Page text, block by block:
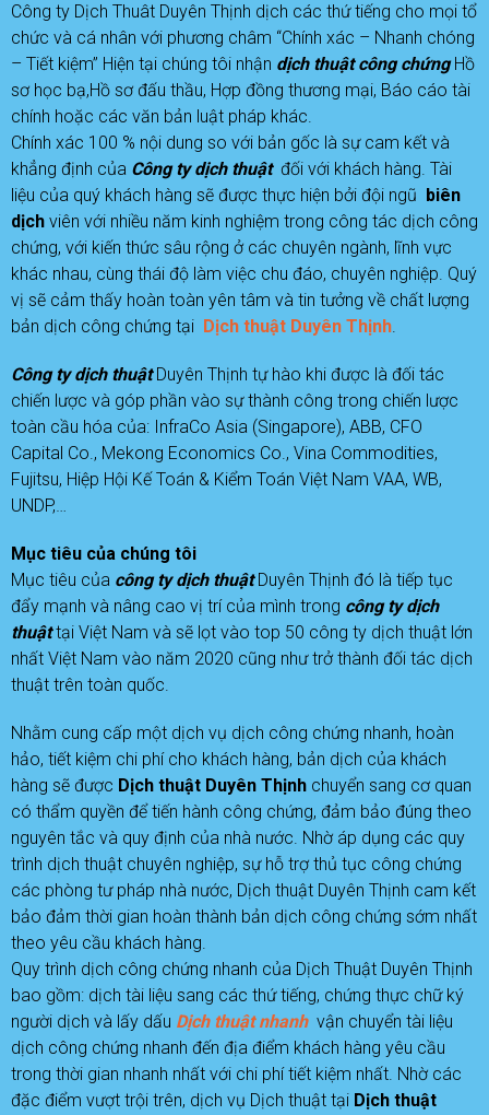
Công ty Dịch Thuât Duyên Thịnh dịch các thứ tiếng cho mọi tổ
chức và cá nhân với phương châm “Chính xác – Nhanh chóng
– Tiết kiệm” Hiện tại chúng tôi nhận dịch thuật công chứngHồ
sơ học bạ,Hồ sơ đấu thầu, Hợp đồng thương mại, Báo cáo tài
chính hoặc các văn bản luật pháp khác.
Chính xác 100 % nội dung so với bản gốc là sự cam kết và
khẳng định của Công ty dịch thuật đối với khách hàng. Tài
liệu của quý khách hàng sẽ được thực hiện bởi đội ngũ biên
dịch viên với nhiều năm kinh nghiệm trong công tác dịch công
chứng, với kiến thức sâu rộng ở các chuyên ngành, lĩnh vực
khác nhau, cùng thái độ làm việc chu đáo, chuyên nghiệp. Quý
vị sẽ cảm thấy hoàn toàn yên tâm và tin tưởng về chất lượng
bản dịch công chứng tại Dịch thuật Duyên Thịnh.
Công ty dịch thuậtDuyên Thịnh tự hào khi được là đối tác
chiến lược và góp phần vào sự thành công trong chiến lược
toàn cầu hóa của: InfraCo Asia (Singapore), ABB, CFO
Capital Co., Mekong Economics Co., Vina Commodities,
Fujitsu, Hiệp Hội Kế Toán & Kiểm Toán Việt Nam VAA, WB,
UNDP,…
Mục tiêu của chúng tôi
Mục tiêu của công ty dịch thuậtDuyên Thịnh đó là tiếp tục
đẩy mạnh và nâng cao vị trí của mình trong công ty dịch
thuậttại Việt Nam và sẽ lọt vào top 50 công ty dịch thuật lớn
nhất Việt Nam vào năm 2020 cũng như trở thành đối tác dịch
thuật trên toàn quốc.
Nhằm cung cấp một dịch vụ dịch công chứng nhanh, hoàn
hảo, tiết kiệm chi phí cho khách hàng, bản dịch của khách
hàng sẽ được Dịch thuật Duyên Thịnh chuyển sang cơ quan
có thẩm quyền để tiến hành công chứng, đảm bảo đúng theo
nguyên tắc và quy định của nhà nước. Nhờ áp dụng các quy
trình dịch thuật chuyên nghiệp, sự hỗ trợ thủ tục công chứng
các phòng tư pháp nhà nước, Dịch thuật Duyên Thịnh cam kết
bảo đảm thời gian hoàn thành bản dịch công chứng sớm nhất
theo yêu cầu khách hàng.
Quy trình dịch công chứng nhanh của Dịch Thuật Duyên Thịnh
bao gồm: dịch tài liệu sang các thứ tiếng, chứng thực chữ ký
người dịch và lấy dấu Dịch thuậtnhanh vận chuyển tài liệu
dịch công chứng nhanh đến địa điểm khách hàng yêu cầu
trong thời gian nhanh nhất với chi phí tiết kiệm nhất. Nhờ các
đặc điểm vượt trội trên, dịch vụ Dịch thuật tại Dịch thuật